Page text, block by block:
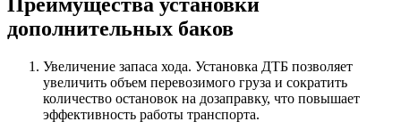
дополнительных баков
Увеличение запаса хода. Установка ДТБ позволяет
увеличить объем перевозимого груза и сократить
количество остановок на дозаправку, что повышает
эффективность работы транспорта.